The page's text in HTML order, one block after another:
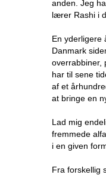
anden. Jeg
lærer Rashi i
En yderligere
Danmark
overrabbiner,
har til sene
af et
at bringe en
Lad mig
fremmede
i en given
Fra forskellig